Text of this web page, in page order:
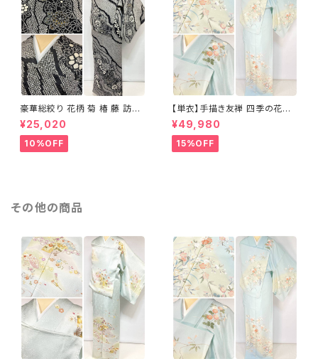
豪華総絞り 花柄 菊 椿 藤 訪問
着 鹿の子絞り ラメ 正絹 黒 白
グレー 1435
¥25,020
10%OFF
【単衣】手描き友禅 四季の花々
正絹 訪問着 水色 黄緑 白 パス
テルカラー 1431
¥49,980
15%OFF
その他の商品